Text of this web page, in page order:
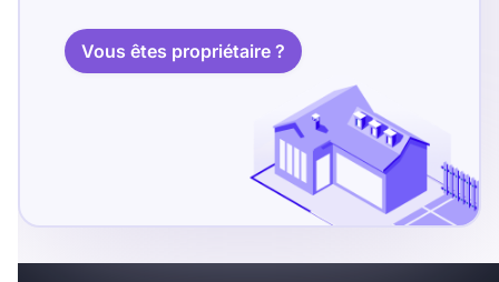
Vous êtes propriétaire ?